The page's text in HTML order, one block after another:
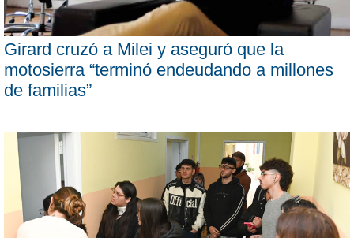
Girard cruzó a Milei y aseguró que la
motosierra “terminó endeudando a millones
de familias”